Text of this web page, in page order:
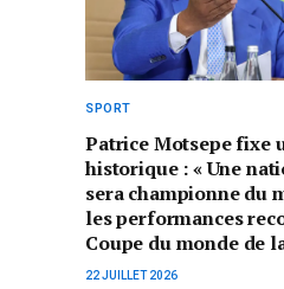
SPORT
Patrice Motsepe fixe
historique : « Une
sera championne du
les performances
Coupe du monde de
22 JUILLET 2026